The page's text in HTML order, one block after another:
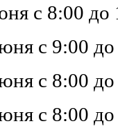
с 8:00 до
с 9:00
с 8:00
с 8:00